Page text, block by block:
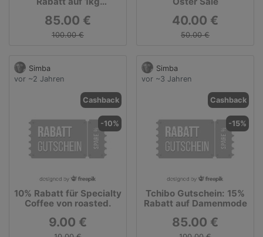
85.00 €
100.00 €
40.00 €
50.00 €
Simba
vor ~2 Jahren
Cashback
-10%
10% Rabatt für Specialty
Coffee von roasted.
9.00 €
Simba
vor ~3 Jahren
Cashback
-15%
Tchibo Gutschein: 15%
Rabatt auf Damenmode
85.00 €